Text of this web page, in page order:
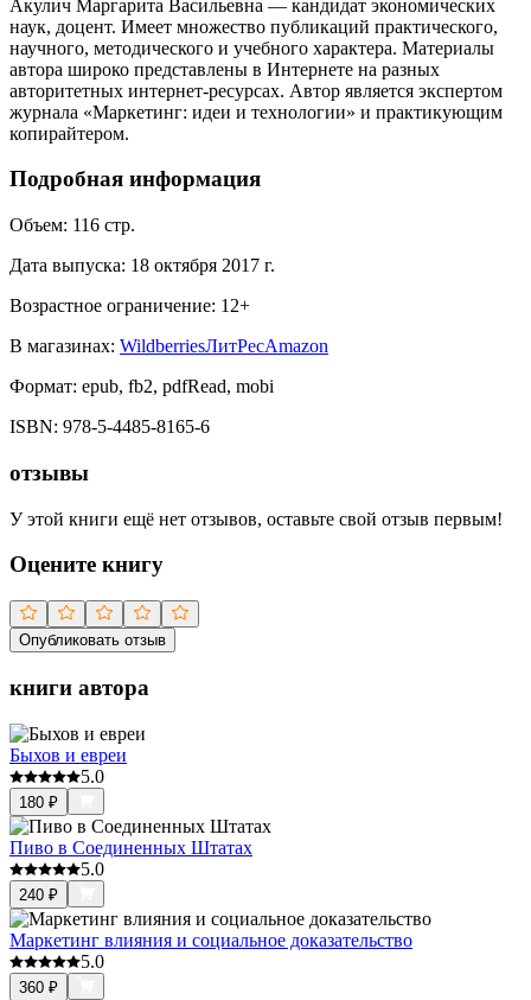
Акулич Маргарита Васильевна — кандидат экономических
наук, доцент. Имеет множество публикаций практического,
научного, методического и учебного характера. Материалы
автора широко представлены в Интернете на разных
авторитетных интернет-ресурсах. Автор является экспертом
журнала «Маркетинг: идеи и технологии» и практикующим
копирайтером.
Подробная информация
Объем: 116 стр.
Дата выпуска: 18 октября 2017 г.
Возрастное ограничение: 12+
В магазинах: WildberriesЛитРесAmazon
Формат: epub, fb2, pdfRead, mobi
ISBN: 978-5-4485-8165-6
отзывы
У этой книги ещё нет отзывов, оставьте свой отзыв первым!
Оцените книгу
Опубликовать отзыв
книги автора
Быхов и евреи
5.0
180 ₽
Пиво в Соединенных Штатах
5.0
240 ₽
Маркетинг влияния и социальное доказательство
5.0
360 ₽